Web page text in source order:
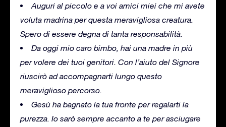
Auguri al piccolo e a voi amici miei che mi avete
voluta madrina per questa meravigliosa creatura.
Spero di essere degna di tanta responsabilità.
Da oggi mio caro bimbo, hai una madre in più
per volere dei tuoi genitori. Con l’aiuto del Signore
riuscirò ad accompagnarti lungo questo
meraviglioso percorso.
Gesù ha bagnato la tua fronte per regalarti la
purezza. Io sarò sempre accanto a te per asciugare